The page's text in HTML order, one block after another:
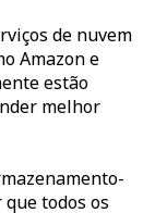
de nuvem
Amazon e
estão
melhor
todos os